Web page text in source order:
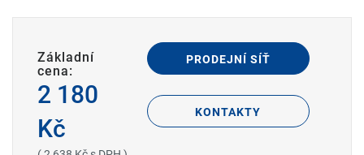
Základní
cena:
2 180
Kč
PRODEJNÍ SÍŤ
KONTAKTY